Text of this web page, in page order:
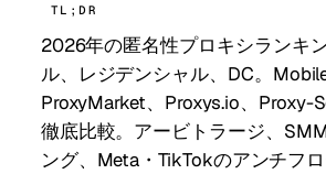
TL;DR
2026年の匿名性プロキシランキ
ル、レジデンシャル、DC。
ProxyMarket、Proxys.io、Proxy-
徹底比較。アービトラージ、
ング、Meta・TikTokのアンチフ